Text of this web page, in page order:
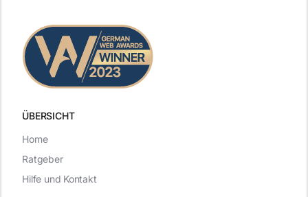
ÜBERSICHT
Home
Ratgeber
Hilfe und Kontakt